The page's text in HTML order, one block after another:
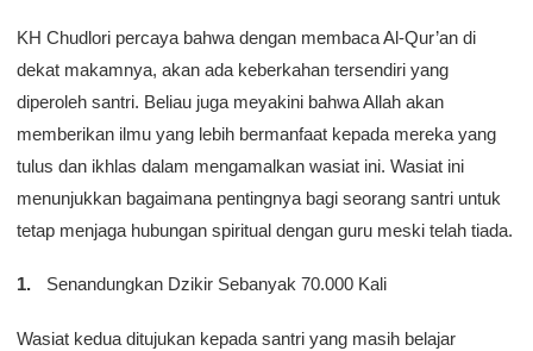
KH Chudlori percaya bahwa dengan membaca Al-Qur’an di
dekat makamnya, akan ada keberkahan tersendiri yang
diperoleh santri. Beliau juga meyakini bahwa Allah akan
memberikan ilmu yang lebih bermanfaat kepada mereka yang
tulus dan ikhlas dalam mengamalkan wasiat ini. Wasiat ini
menunjukkan bagaimana pentingnya bagi seorang santri untuk
tetap menjaga hubungan spiritual dengan guru meski telah tiada.
Senandungkan Dzikir Sebanyak 70.000 Kali
Wasiat kedua ditujukan kepada santri yang masih belajar